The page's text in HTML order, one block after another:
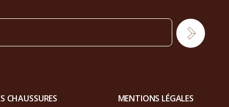
CHAUSSURES MENTIONS LÉGALES